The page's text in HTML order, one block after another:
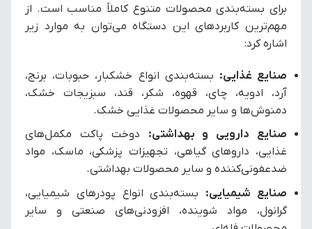
برای بسته‌بندی محصولات متنوع کاملاً مناسب است. از
مهم‌ترین کاربردهای این دستگاه می‌توان به موارد زیر
اشاره کرد:
صنایع غذایی: بسته‌بندی انواع خشکبار، حبوبات، برنج،
آرد، ادویه، چای، قهوه، شکر، قند، سبزیجات خشک،
دمنوش‌ها و سایر محصولات غذایی خشک.
صنایع دارویی و بهداشتی: دوخت پاکت مکمل‌های
غذایی، داروهای گیاهی، تجهیزات پزشکی، ماسک، مواد
ضدعفونی‌کننده و سایر محصولات بهداشتی.
صنایع شیمیایی: بسته‌بندی انواع پودرهای شیمیایی،
گرانول، مواد شوینده، افزودنی‌های صنعتی و سایر